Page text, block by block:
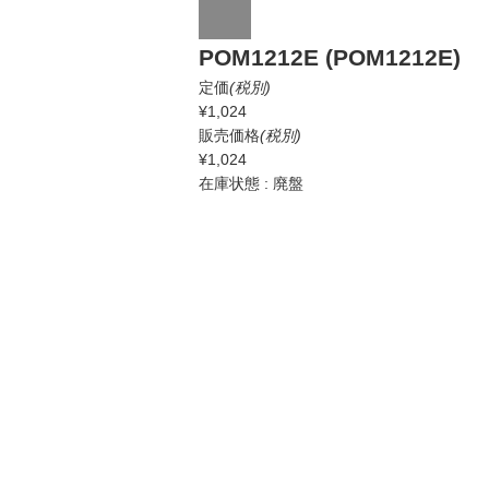
POM1212E (POM1212E)
定価(税別)
¥1,024
販売価格(税別)
¥1,024
在庫状態 : 廃盤